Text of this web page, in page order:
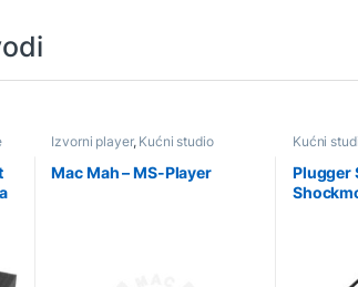
Izvorni player, Kućni studio
Mac Mah – MS-Player
Kućni
Plugger